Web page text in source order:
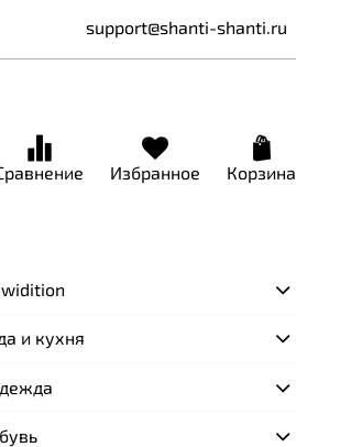
support@shanti-shanti.ru
Избранное Корзина
и кухня